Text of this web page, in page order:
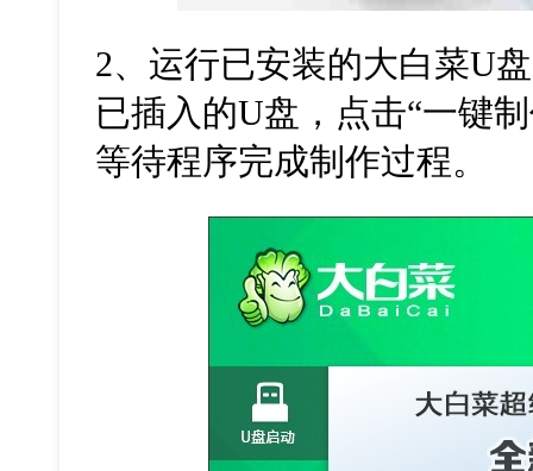
2、运行已安装的大白菜U
已插入的U盘，点击“一键
等待程序完成制作过程。